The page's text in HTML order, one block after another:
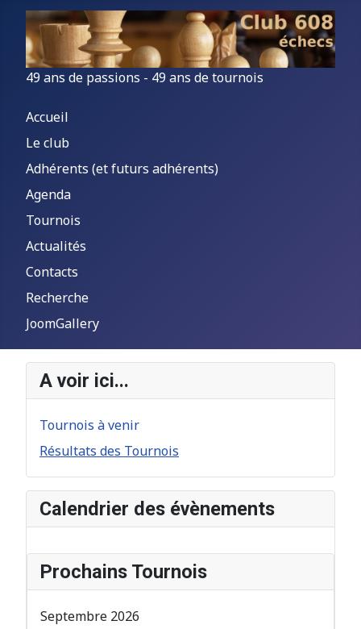
49 ans de passions - 49 ans de tournois
Accueil
Le club
Adhérents (et futurs adhérents)
Agenda
Tournois
Actualités
Contacts
Recherche
JoomGallery
A voir ici...
Tournois à venir
Résultats des Tournois
Calendrier des évènements
Prochains Tournois
Septembre 2026